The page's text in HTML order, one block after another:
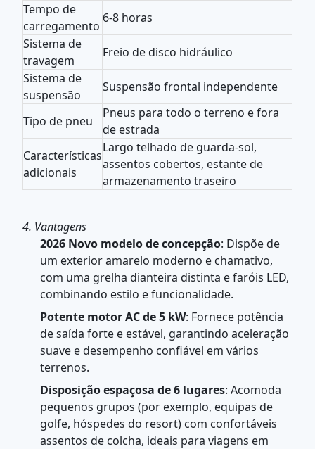
Tempo de
carregamento
6-8 horas
Sistema de
travagem
Freio de disco hidráulico
Sistema de
suspensão
Suspensão frontal independente
Tipo de pneu
Pneus para todo o terreno e fora
de estrada
Características
adicionais
Largo telhado de guarda-sol,
assentos cobertos, estante de
armazenamento traseiro
4. Vantagens
2026 Novo modelo de concepção: Dispõe de
um exterior amarelo moderno e chamativo,
com uma grelha dianteira distinta e faróis LED,
combinando estilo e funcionalidade.
Potente motor AC de 5 kW: Fornece potência
de saída forte e estável, garantindo aceleração
suave e desempenho confiável em vários
terrenos.
Disposição espaçosa de 6 lugares: Acomoda
pequenos grupos (por exemplo, equipas de
golfe, hóspedes do resort) com confortáveis
assentos de colcha, ideais para viagens em